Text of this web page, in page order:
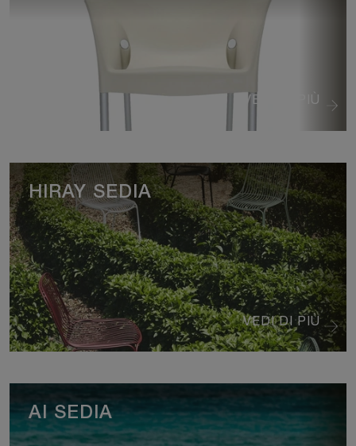
VEDI DI PIÙ
VEDI DI PIÙ
HIRAY SEDIA
AI SEDIA